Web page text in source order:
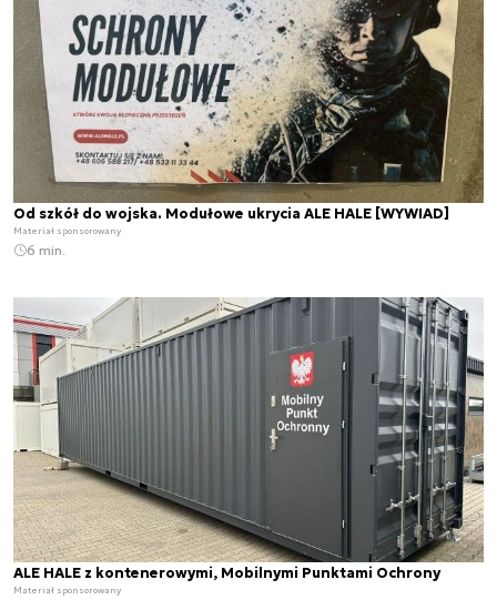
Od szkół do wojska. Modułowe ukrycia ALE HALE [WYWIAD]
Materiał sponsorowany
6 min.
ALE HALE z kontenerowymi, Mobilnymi Punktami Ochrony
Materiał sponsorowany